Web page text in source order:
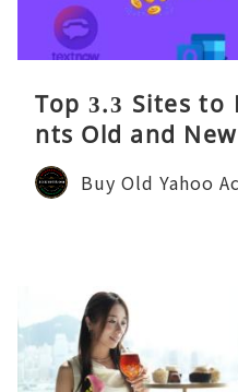
Top 3.3 Sites to
nts Old and New
Buy Old Yahoo